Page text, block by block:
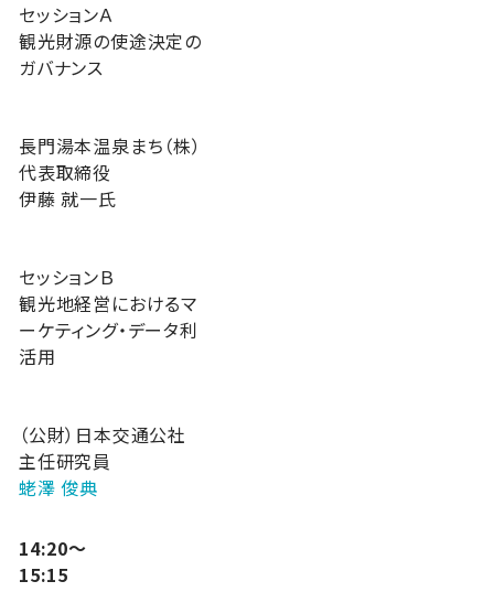
セッションＡ
観光財源の使途決定の
ガバナンス
長門湯本温泉まち（株）
代表取締役
伊藤 就一氏
セッションＢ
観光地経営におけるマ
ーケティング・データ利
活用
（公財）日本交通公社
主任研究員
蛯澤 俊典
14:20～
15:15